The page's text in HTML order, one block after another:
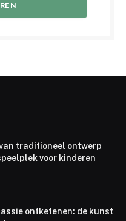
traditioneel ontwerp
voor kinderen
ontketenen: de kunst